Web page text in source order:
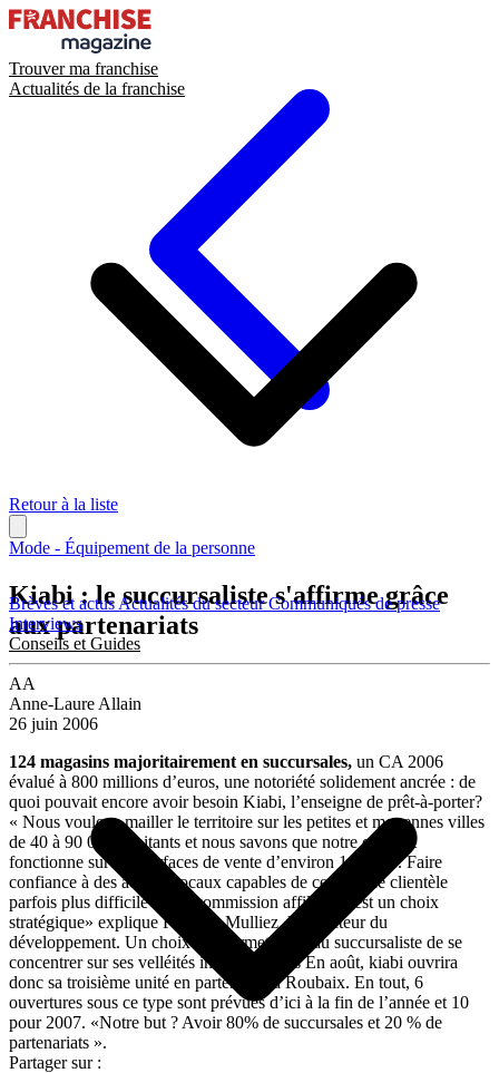
Trouver ma franchise
Actualités de la franchise
Brèves et actus Actualités du secteurCommuniqués de presse
Interviews
Conseils et Guides
Retour à la liste
Mode - Équipement de la personne
Kiabi : le succursaliste s'affirme grâce
aux partenariats
AA
Anne-Laure Allain
26 juin 2006
124 magasins majoritairement en succursales, un CA 2006
évalué à 800 millions d’euros, une notoriété solidement ancrée : de
quoi pouvait encore avoir besoin Kiabi, l’enseigne de prêt-à-porter?
« Nous voulons mailler le territoire sur les petites et moyennes villes
de 40 à 90 000 habitants et nous savons que notre concept
fonctionne sur des surfaces de vente d’environ 1000 m². Faire
confiance à des acteurs locaux capables de cerner une clientèle
parfois plus difficile via la commission affiliation est un choix
stratégique» explique Frédéric Mulliez, le directeur du
développement. Un choix qui permet aussi au succursaliste de se
concentrer sur ses velléités internationales En août, kiabi ouvrira
donc sa troisième unité en partenariat à Roubaix. En tout, 6
ouvertures sous ce type sont prévues d’ici à la fin de l’année et 10
pour 2007. «Notre but ? Avoir 80% de succursales et 20 % de
partenariats ».
Partager sur :